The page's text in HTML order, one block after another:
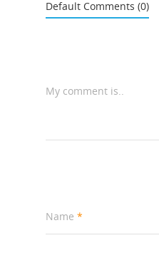
Default Comments (0)
My comment is..
Name *